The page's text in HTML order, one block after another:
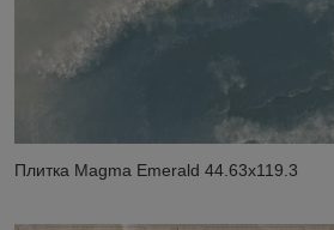
Плитка Magma Emerald 44.63x119.3